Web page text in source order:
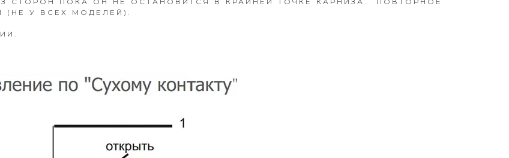
У ВСЕХ МОДЕЛЕЙ).